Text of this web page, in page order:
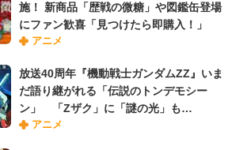
施！ 新商品「歴戦の微糖」や図鑑缶登場
にファン歓喜「見つけたら即購入！」
アニメ
放送40周年『機動戦士ガンダムZZ』いま
だ語り継がれる「伝説のトンデモシー
ン」 「Zザク」に「謎の光」も…
アニメ